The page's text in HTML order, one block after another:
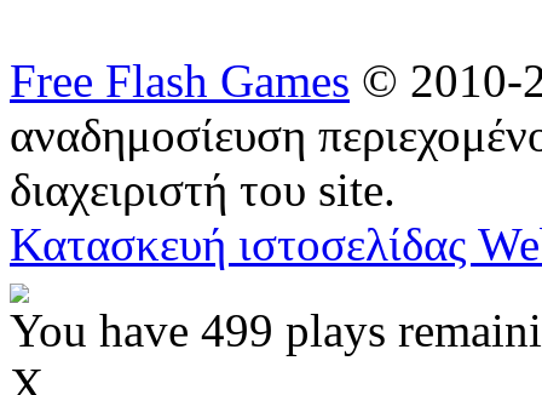
Free Flash Games © 2010-
αναδημοσίευση
διαχειριστή του site.
Κατασκευή ιστοσελίδας
You have 499 plays